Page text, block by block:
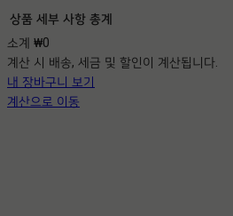
장
바
구
상품 세부 사항 총계
소계 ₩0
계산 시 배송, 세금 및 할인이 계산됩니다.
내 장바구니 보기
계산으로 이동